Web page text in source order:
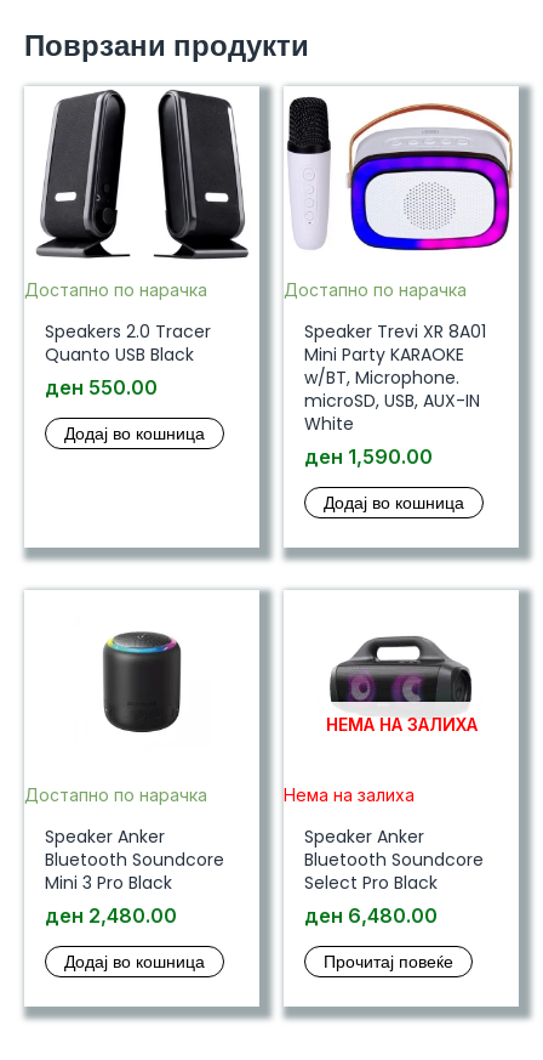
Black
Поврзани продукти
Достапно по нарачка
Speakers 2.0 Tracer
Quanto USB Black
ден 550.00
Додај во кошница
Достапно по нарачка
Speaker Trevi XR 8A01
Mini Party KARAOKE
w/BT, Microphone.
microSD, USB, AUX-IN
White
ден 1,590.00
Додај во кошница
Достапно по нарачка
Speaker Anker
Bluetooth Soundcore
Mini 3 Pro Black
ден 2,480.00
Додај во кошница
НЕМА НА ЗАЛИХА
Нема на залиха
Speaker Anker
Bluetooth Soundcore
Select Pro Black
ден 6,480.00
Прочитај повеќе